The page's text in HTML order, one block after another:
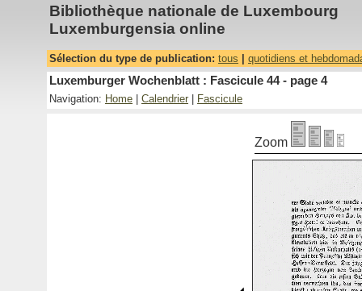
Bibliothèque nationale de Luxembourg
Luxemburgensia online
Sélection du type de publication: tous quotidiens et
Luxemburger Wochenblatt : Fascicule 44 - page 4
Navigation: Home Calendrier Fascicule
Zoom